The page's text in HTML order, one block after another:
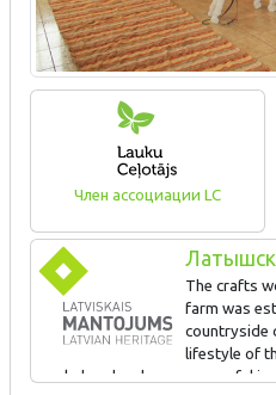
Член ассоциации LC
The crafts
farm was
countryside
lifestyle of
workshop has been successful